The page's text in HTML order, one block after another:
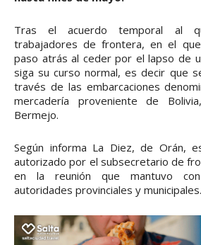
Tras el acuerdo temporal al
trabajadores de frontera, en el
paso atrás al ceder por el lapso de
siga su curso normal, es decir que
través de las embarcaciones
mercadería proveniente de
Bermejo.
Según informa La Diez, de Orán,
autorizado por el subsecretario de
en la reunión que mantuvo
autoridades provinciales y municipales.